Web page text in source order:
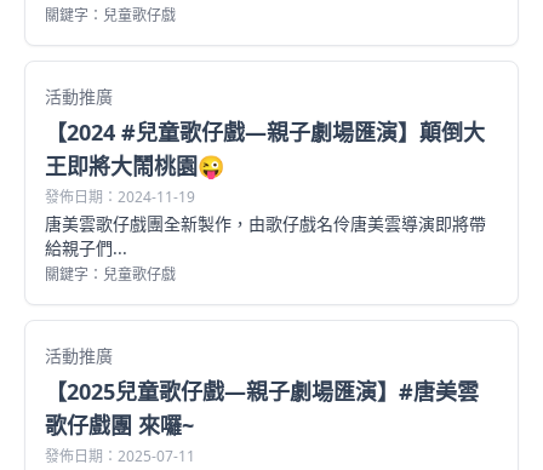
關鍵字：兒童歌仔戲
活動推廣
【2024 #兒童歌仔戲—親子劇場匯演】顛倒大
王即將大鬧桃園😜
發佈日期：2024-11-19
唐美雲歌仔戲團全新製作，由歌仔戲名伶唐美雲導演即將帶
給親子們...
關鍵字：兒童歌仔戲
活動推廣
【2025兒童歌仔戲—親子劇場匯演】#唐美雲
歌仔戲團 來囉~
發佈日期：2025-07-11